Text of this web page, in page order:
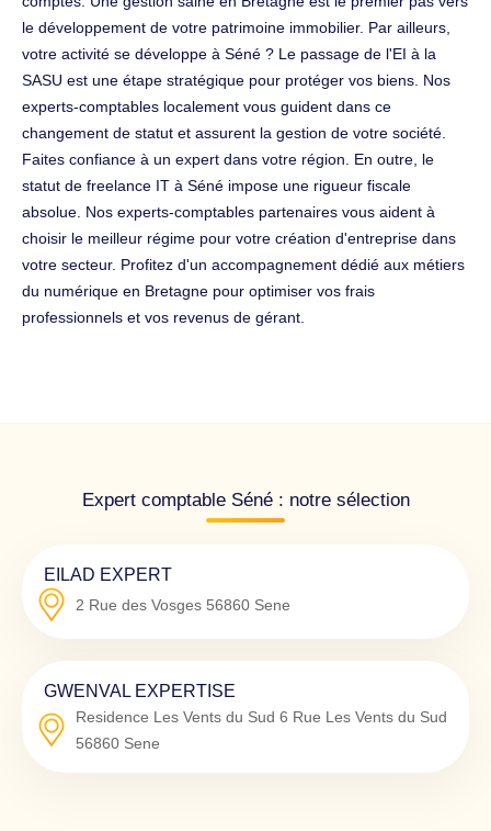
le développement de votre patrimoine immobilier. Par ailleurs,
votre activité se développe à Séné ? Le passage de l'EI à la
SASU est une étape stratégique pour protéger vos biens. Nos
experts-comptables localement vous guident dans ce
changement de statut et assurent la gestion de votre société.
Faites confiance à un expert dans votre région. En outre, le
statut de freelance IT à Séné impose une rigueur fiscale
absolue. Nos experts-comptables partenaires vous aident à
choisir le meilleur régime pour votre création d'entreprise dans
votre secteur. Profitez d'un accompagnement dédié aux métiers
du numérique en Bretagne pour optimiser vos frais
professionnels et vos revenus de gérant.
Expert comptable Séné : notre sélection
EILAD EXPERT
2 Rue des Vosges 56860 Sene
GWENVAL EXPERTISE
Residence Les Vents du Sud 6 Rue Les Vents du Sud
56860 Sene